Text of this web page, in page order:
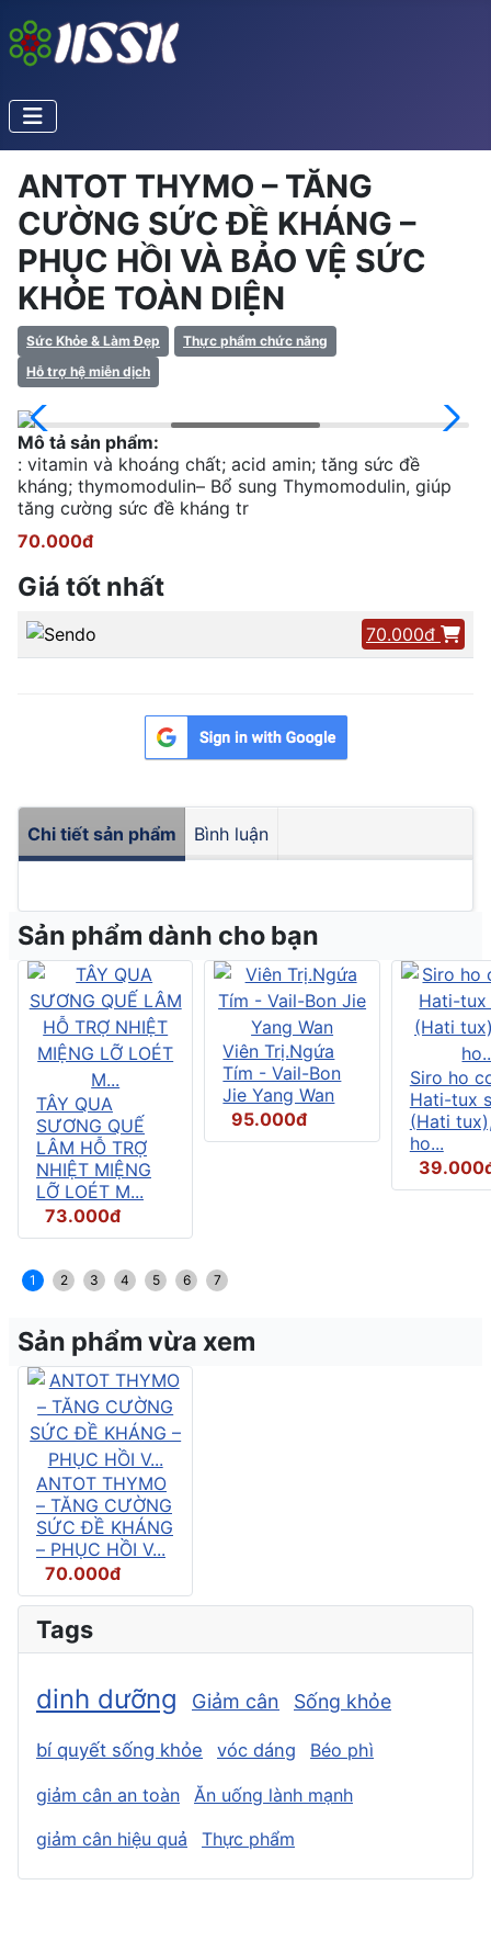
ANTOT THYMO – TĂNG
CƯỜNG SỨC ĐỀ KHÁNG –
PHỤC HỒI VÀ BẢO VỆ SỨC
KHỎE TOÀN DIỆN
Sức Khỏe & Làm Đẹp
Thực phẩm chức năng
Hỗ trợ hệ miễn dịch
Mô tả sản phẩm:
: vitamin và khoáng chất; acid amin; tăng sức đề
kháng; thymomodulin– Bổ sung Thymomodulin, giúp
tăng cường sức đề kháng tr
70.000đ
Giá tốt nhất
70.000đ
Chi tiết sản phẩm Bình luận
Sản phẩm dành cho bạn
TÂY QUA
SƯƠNG QUẾ
LÂM HỖ TRỢ
NHIỆT MIỆNG
LỠ LOÉT M...
73.000đ
Viên Trị.Ngứa
Tím - Vail-Bon
Jie Yang Wan
95.000đ
Siro ho
Hati-tux
(Hati
ho...
1 2 3 4 5 6 7
Sản phẩm vừa xem
ANTOT THYMO
– TĂNG CƯỜNG
SỨC ĐỀ KHÁNG
– PHỤC HỒI V...
70.000đ
Tags
dinh dưỡng Giảm cân Sống khỏe
bí quyết sống khỏe vóc dáng Béo phì
giảm cân an toàn
Ăn uống lành mạnh
giảm cân hiệu quả
Thực phẩm